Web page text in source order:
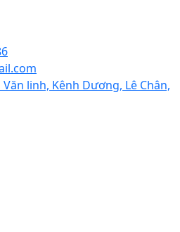
linh, Kênh Dương, Lê Chân,